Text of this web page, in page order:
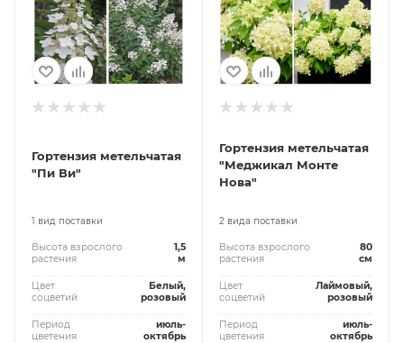
Гортензия метельчатая
"Пи Ви"
1 вид поставки
Высота взрослого
растения
1,5
м
Цвет
соцветий
Белый,
розовый
Период
цветения
июль-
октябрь
Гортензия метельчатая
"Меджикал Монте
Нова"
2 вида поставки
Высота взрослого
растения
80
см
Цвет
соцветий
Лаймовый,
розовый
Период
цветения
июль-
октябрь